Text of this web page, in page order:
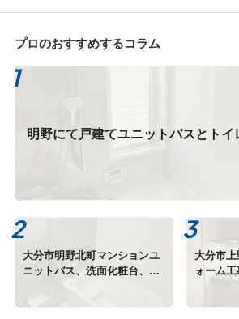
プロのおすすめするコラム
明野にて戸建てユニットバスとトイ
大分市明野北町マンションユ
ニットバス、洗面化粧台、給
湯器交換終わりました。
大分市
ォーム
りがと